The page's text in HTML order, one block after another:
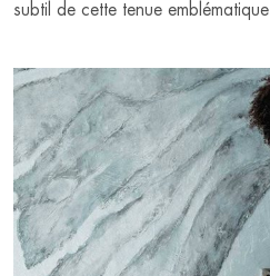
subtil de cette tenue